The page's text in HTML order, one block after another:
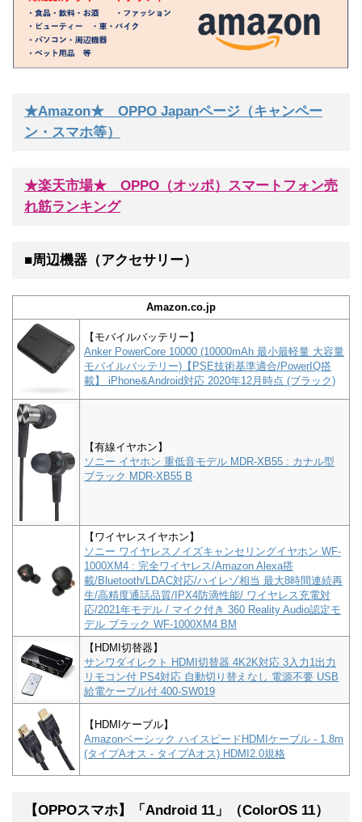
★Amazon★ OPPO Japanページ（キャンペー
ン・スマホ等）
★楽天市場★ OPPO（オッポ）スマートフォン売
れ筋ランキング
■周辺機器（アクセサリー）
Amazon.co.jp
【モバイルバッテリー】
Anker PowerCore 10000 (10000mAh 最小最軽量 大容量
モバイルバッテリー)【PSE技術基準適合/PowerIQ搭
載】 iPhone&Android対応 2020年12月時点 (ブラック)
【有線イヤホン】
ソニー イヤホン 重低音モデル MDR-XB55 : カナル型
ブラック MDR-XB55 B
【ワイヤレスイヤホン】
ソニー ワイヤレスノイズキャンセリングイヤホン WF-
1000XM4 : 完全ワイヤレス/Amazon Alexa搭
載/Bluetooth/LDAC対応/ハイレゾ相当 最大8時間連続再
生/高精度通話品質/IPX4防滴性能/ ワイヤレス充電対
応/2021年モデル / マイク付き 360 Reality Audio認定モ
デル ブラック WF-1000XM4 BM
【HDMI切替器】
サンワダイレクト HDMI切替器 4K2K対応 3入力1出力
リモコン付 PS4対応 自動切り替えなし 電源不要 USB
給電ケーブル付 400-SW019
【HDMIケーブル】
Amazonベーシック ハイスピードHDMIケーブル - 1.8m
(タイプAオス - タイプAオス) HDMI2.0規格
【OPPOスマホ】「Android 11」（ColorOS 11）